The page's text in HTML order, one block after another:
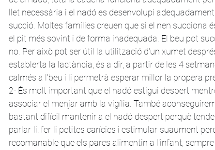
llet necessària i el nadó es desenvolupi
succió. Moltes famílies creuen que si el nen succiona
el pit més sovint i de forma inadequada. El beu pot
no. Per això pot ser útil la utilització d'un xumet
establerta la lactància, és a dir, a partir de les 4
calmés a l'beu i li permetrà esperar millor la propera
2- És molt important que el nadó estigui despert
associar el menjar amb la vigília. També
bastant difícil mantenir a el nadó despert perquè
parlar-li, fer-li petites carícies i estimular-suaument
recomanable que els pares alimentin a l'infant,